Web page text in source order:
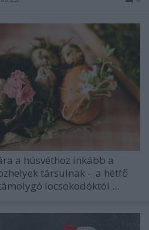
a húsvéthoz inkább a
társulnak - a hétfő
locsokodóktól ...